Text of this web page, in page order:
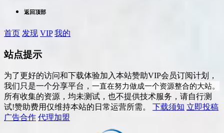
返回顶部
首页 发现 VIP 我的
站点提示
为了更好的访问和下载体验加入本站赞助VIP会员订阅计划，
我们只是一个分享平台， 一直在努力做成一个资源整合的大站。
所有收集的资源，均未测试，也不提供技术服务，请自行测
试!赞助费用仅维持本站的日常运营所需。 下载须知 立即投稿
广告合作 代理加盟